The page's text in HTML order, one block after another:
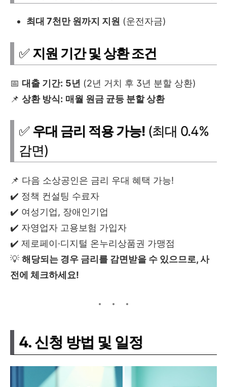
최대 7천만 원까지 지원 (운전자금)
✅지원 기간 및 상환 조건
📅 대출 기간: 5년 (2년 거치 후 3년 분할 상환)
📌 상환 방식: 매월 원금 균등 분할 상환
✅ 우대 금리 적용 가능! (최대 0.4%
감면)
📌 다음 소상공인은 금리 우대 혜택 가능!
✔️ 정책 컨설팅 수료자
✔️ 여성기업, 장애인기업
✔️ 자영업자 고용보험 가입자
✔️ 제로페이·디지털 온누리상품권 가맹점
💡 해당되는 경우 금리를 감면받을 수 있으므로, 사
전에 체크하세요!
4. 신청 방법 및 일정